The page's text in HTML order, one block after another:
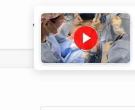
医師プロフィール